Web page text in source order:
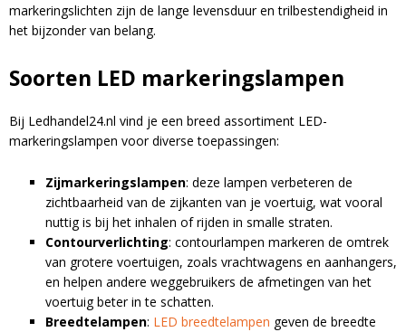
markeringslichten zijn de lange levensduur en trilbestendigheid in
het bijzonder van belang.
Soorten LED markeringslampen
Bij Ledhandel24.nl vind je een breed assortiment LED-
markeringslampen voor diverse toepassingen:
Zijmarkeringslampen: deze lampen verbeteren de
zichtbaarheid van de zijkanten van je voertuig, wat vooral
nuttig is bij het inhalen of rijden in smalle straten.
Contourverlichting: contourlampen markeren de omtrek
van grotere voertuigen, zoals vrachtwagens en aanhangers,
en helpen andere weggebruikers de afmetingen van het
voertuig beter in te schatten.
Breedtelampen: LED breedtelampen geven de breedte